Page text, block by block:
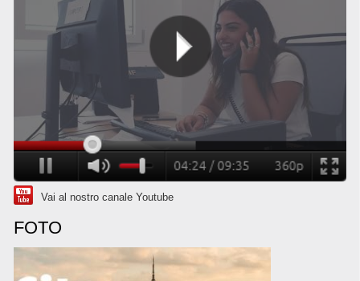
Vai al nostro canale Youtube
FOTO